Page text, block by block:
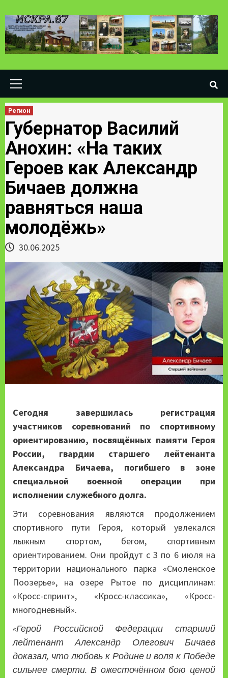
to
content
Регион
Губернатор Василий
Анохин: «На таких
Героев как Александр
Бичаев должна
равняться наша
молодёжь»
30.06.2025
Сегодня завершилась регистрация
участников соревнований по спортивному
ориентированию, посвящённых памяти Героя
России, гвардии старшего лейтенанта
Александра Бичаева, погибшего в зоне
специальной военной операции при
исполнении служебного долга.
Эти соревнования являются продолжением
спортивного пути Героя, который увлекался
лыжным спортом, бегом, спортивным
ориентированием. Они пройдут с 3 по 6 июля на
территории национального парка «Смоленское
Поозерье», на озере Рытое по дисциплинам:
«Кросс-спринт», «Кросс-классика», «Кросс-
многодневный».
«Герой Российской Федерации старший
лейтенант Александр Олегович Бичаев
доказал, что любовь к Родине и воля к Победе
сильнее смерти. В ожесточённом бою ценой